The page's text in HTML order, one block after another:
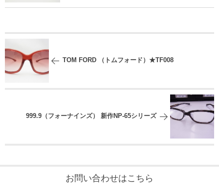
TOM FORD （トムフォード）★TF008
999.9（フォーナインズ） 新作NP-65シリーズ
お問い合わせはこちら